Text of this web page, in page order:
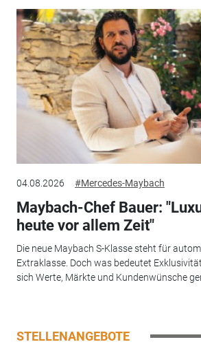
04.08.2026 #Mercedes-Maybach
Maybach-Chef Bauer:
heute vor allem Zeit"
Die neue Maybach S-Klasse steht für
Extraklasse. Doch was bedeutet
sich Werte, Märkte und Kundenwünsche
STELLENANGEBOTE